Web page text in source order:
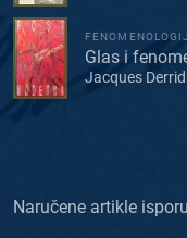
Glas i
Jacques
Naručene artikle